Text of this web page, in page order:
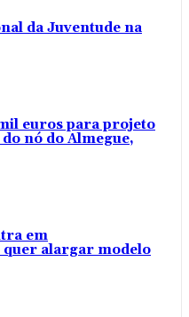
da Juventude na
euros para projeto
nó do Almegue,
em
alargar modelo